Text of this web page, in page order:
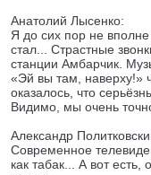
Анатолий Лысенко:
Я до сих пор не
стал... Страстные
станции Амбарчик.
«Эй вы там, наверху!»
оказалось, что
Видимо, мы очень
Александр
Современное
как табак... А вот